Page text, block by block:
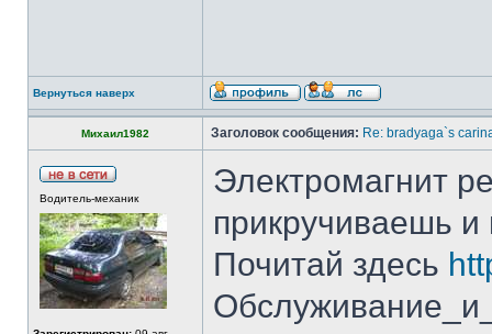
Вернуться наверх
Михаил1982 Заголовок сообщения: Re: bradyaga`s
Водитель-механик
Электромагнит
прикручиваешь и
Почитай здесь